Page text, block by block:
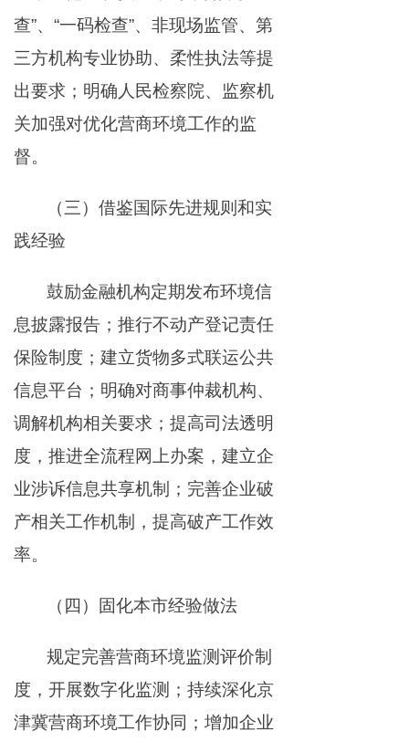
查”、“一码检查”、非现场监管、第
三方机构专业协助、柔性执法等提
出要求；明确人民检察院、监察机
关加强对优化营商环境工作的监
督。
（三）借鉴国际先进规则和实
践经验
鼓励金融机构定期发布环境信
息披露报告；推行不动产登记责任
保险制度；建立货物多式联运公共
信息平台；明确对商事仲裁机构、
调解机构相关要求；提高司法透明
度，推进全流程网上办案，建立企
业涉诉信息共享机制；完善企业破
产相关工作机制，提高破产工作效
率。
（四）固化本市经验做法
规定完善营商环境监测评价制
度，开展数字化监测；持续深化京
津冀营商环境工作协同；增加企业